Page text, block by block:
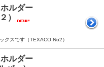
ルダー
）
クスです（TEXACO No2）
ルダー